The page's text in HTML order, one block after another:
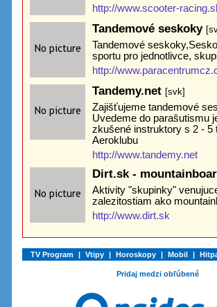
http://www.scooter-
Tandemové seskoky
Tandemové
sportu pro jednotlivce,
http://
Tandemy.net [svk]
Zajišťujeme tandemové
Uvedeme do parašutismu
zkušené instruktory s 2 -
Aeroklubu
http://www.tandemy.net
Dirt.sk -
Aktivity "skupinky"
zalezitostiam ako
http://www.dirt.sk
TV Program | Vtipy | Horoskopy | Mobil |
Pridaj medzi obľúbené